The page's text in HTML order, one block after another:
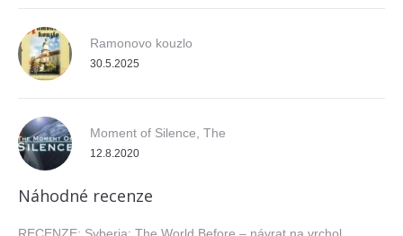
Ramonovo kouzlo
30.5.2025
Moment of Silence, The
12.8.2020
Náhodné recenze